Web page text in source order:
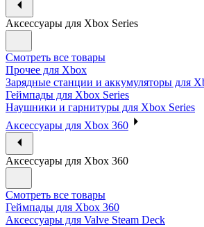
Аксессуары для Xbox Series
Смотреть все товары
Прочее для Xbox
Зарядные станции и аккумуляторы для
Геймпады для Xbox Series
Наушники и гарнитуры для Xbox Series
Аксессуары для Xbox 360
Аксессуары для Xbox 360
Смотреть все товары
Геймпады для Xbox 360
Аксессуары для Valve Steam Deck